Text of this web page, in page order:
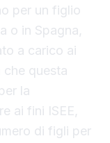
per un figlio
o in Spagna,
a carico ai
questa
la
ai fini ISEE,
di figli per